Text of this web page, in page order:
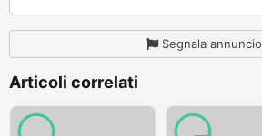
Segnala annuncio
Articoli correlati